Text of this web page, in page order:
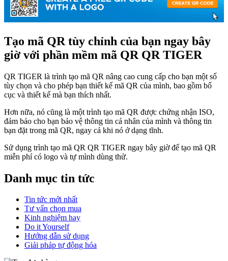
Tạo mã QR tùy chỉnh của bạn ngay bây
giờ với phần mềm mã QR QR TIGER
QR TIGER là trình tạo mã QR nâng cao cung cấp cho bạn một số
tùy chọn và cho phép bạn thiết kế mã QR của mình, bao gồm bố
cục và thiết kế mà bạn thích nhất.
Hơn nữa, nó cũng là một trình tạo mã QR được chứng nhận ISO,
đảm bảo cho bạn bảo vệ thông tin cá nhân của mình và thông tin
bạn đặt trong mã QR, ngay cả khi nó ở dạng tĩnh.
Sử dụng trình tạo mã QR QR TIGER ngay bây giờ để tạo mã QR
miễn phí có logo và tự mình dùng thử.
Danh mục tin tức
Tin tức mới nhất
Tư vấn chọn mua
Kinh nghiệm hay
Do it Yourself
Hướng dẫn sử dụng
Giải pháp tự động hóa